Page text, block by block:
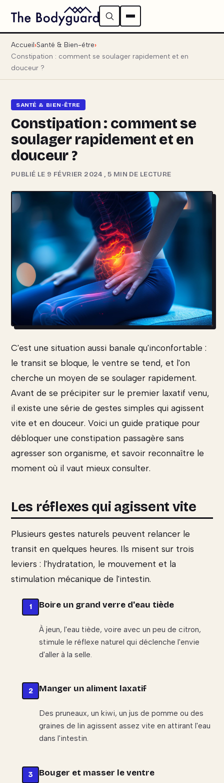
Accueil Santé & Bien-être
Constipation : comment se soulager rapidement et en
douceur ?
SANTÉ & BIEN-ÊTRE
Constipation : comment se
soulager rapidement et en
douceur ?
PUBLIÉ LE 9 FÉVRIER 2024 , 5 MIN DE LECTURE
C'est une situation aussi banale qu'inconfortable :
le transit se bloque, le ventre se tend, et l'on
cherche un moyen de se soulager rapidement.
Avant de se précipiter sur le premier laxatif venu,
il existe une série de gestes simples qui agissent
vite et en douceur. Voici un guide pratique pour
débloquer une constipation passagère sans
agresser son organisme, et savoir reconnaître le
moment où il vaut mieux consulter.
Les réflexes qui agissent vite
Plusieurs gestes naturels peuvent relancer le
transit en quelques heures. Ils misent sur trois
leviers : l'hydratation, le mouvement et la
stimulation mécanique de l'intestin.
Boire un grand verre d'eau tiède
À jeun, l'eau tiède, voire avec un peu de citron,
stimule le réflexe naturel qui déclenche l'envie
d'aller à la selle.
Manger un aliment laxatif
Des pruneaux, un kiwi, un jus de pomme ou des
graines de lin agissent assez vite en attirant l'eau
dans l'intestin.
Bouger et masser le ventre